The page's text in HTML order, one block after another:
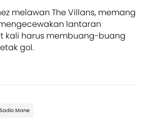
melawan The Villans, memang
lantaran
kali harus membuang-buang
gol.
Sadio Mane